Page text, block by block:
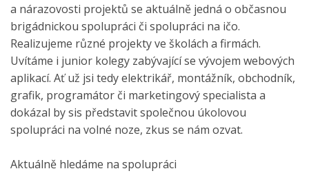
a nárazovosti projektů se aktuálně jedná o občasnou
brigádnickou spolupráci či spolupráci na ičo.
Realizujeme různé projekty ve školách a firmách.
Uvítáme i junior kolegy zabývající se vývojem webových
aplikací. Ať už jsi tedy elektrikář, montážník, obchodník,
grafik, programátor či marketingový specialista a
dokázal by sis představit společnou úkolovou
spolupráci na volné noze, zkus se nám ozvat.
Aktuálně hledáme na spolupráci